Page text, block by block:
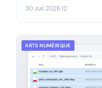
30 Juil 2026·12
ARTS NUMÉRIQUE